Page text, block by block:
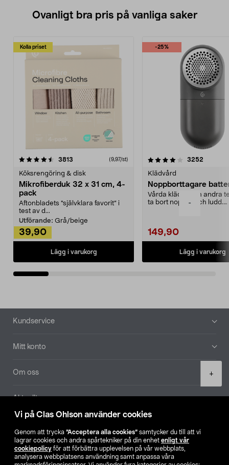
Vi på Clas Ohlson använder cookies
Genom att trycka ”Acceptera alla cookies” samtycker du till att vi
lagrar cookies och andra spårtekniker på din enhet enligt vår
cookiepolicy för att förbättra upplevelsen på vår webbplats,
analysera webbplatsens användning samt anpassa våra
-
+
Ovanligt bra pris på vanliga saker
Kolla priset
3813 (9,97/st)
Köksrengöring & disk
Mikrofiberduk 32 x 31 cm, 4-
pack
Aftonbladets "självklara favorit” i
test av d...
Utförande: Grå/beige
39,90
Lägg i varukorg
-25%
4.0av 5 stjärnor 3252
Klädvård
Noppborttagare
Vårda kläder och andra
ta bort noppor och ludd.
149,90
Lägg i varukorg
4.5av 5 stjärnor
Sidfot
Kundservice
Mitt konto
Om oss
Aktuellt
Hitta butik